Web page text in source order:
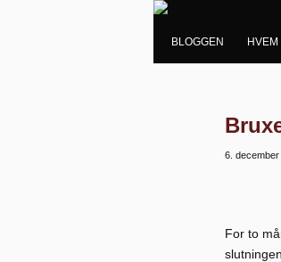
BLOGGEN
6. december
For to